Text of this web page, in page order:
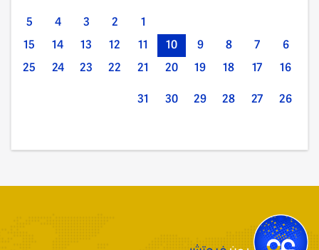
1
2
3
4
5
6
7
8
9
10
11
12
13
14
15
16
17
18
19
20
21
22
23
24
25
26
27
28
29
30
31